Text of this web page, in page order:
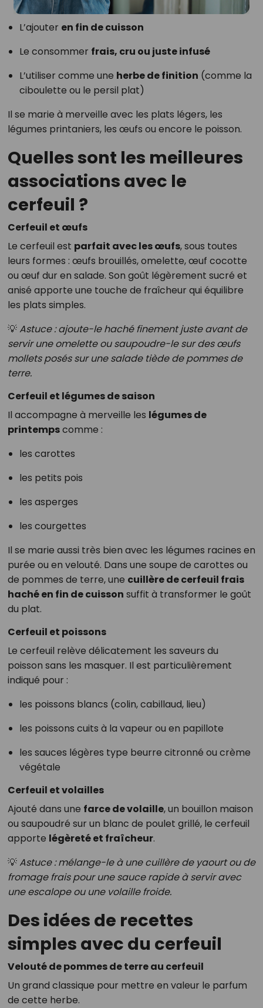
L’ajouter en fin de cuisson
Le consommer frais, cru ou juste infusé
L’utiliser comme une herbe de finition (comme la
ciboulette ou le persil plat)
Il se marie à merveille avec les plats légers, les
légumes printaniers, les œufs ou encore le poisson.
Quelles sont les meilleures
associations avec le
cerfeuil ?
Cerfeuil et œufs
Le cerfeuil est parfait avec les œufs, sous toutes
leurs formes : œufs brouillés, omelette, œuf cocotte
ou œuf dur en salade. Son goût légèrement sucré et
anisé apporte une touche de fraîcheur qui équilibre
les plats simples.
💡 Astuce : ajoute-le haché finement juste avant de
servir une omelette ou saupoudre-le sur des œufs
mollets posés sur une salade tiède de pommes de
terre.
Cerfeuil et légumes de saison
Il accompagne à merveille les légumes de
printempscomme :
les carottes
les petits pois
les asperges
les courgettes
Il se marie aussi très bien avec les légumes racines en
purée ou en velouté. Dans une soupe de carottes ou
de pommes de terre, une cuillère de cerfeuil frais
haché en fin de cuisson suffit à transformer le goût
du plat.
Cerfeuil et poissons
Le cerfeuil relève délicatement les saveurs du
poisson sans les masquer. Il est particulièrement
indiqué pour :
les poissons blancs (colin, cabillaud, lieu)
les poissons cuits à la vapeur ou en papillote
les sauces légères type beurre citronné ou crème
végétale
Cerfeuil et volailles
Ajouté dans une farce de volaille, un bouillon maison
ou saupoudré sur un blanc de poulet grillé, le cerfeuil
apporte légèreté et fraîcheur.
💡 Astuce : mélange-le à une cuillère de yaourt ou de
fromage frais pour une sauce rapide à servir avec
une escalope ou une volaille froide.
Des idées de recettes
simples avec du cerfeuil
Velouté de pommes de terre au cerfeuil
Un grand classique pour mettre en valeur le parfum
de cette herbe.